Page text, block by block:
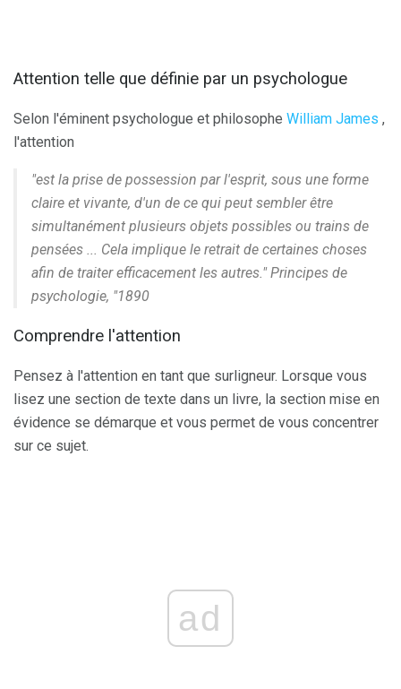
Attention telle que définie par un psychologue
Selon l'éminent psychologue et philosophe William James ,
l'attention
"est la prise de possession par l'esprit, sous une forme
claire et vivante, d'un de ce qui peut sembler être
simultanément plusieurs objets possibles ou trains de
pensées ... Cela implique le retrait de certaines choses
afin de traiter efficacement les autres." Principes de
psychologie, "1890
Comprendre l'attention
Pensez à l'attention en tant que surligneur. Lorsque vous
lisez une section de texte dans un livre, la section mise en
évidence se démarque et vous permet de vous concentrer
sur ce sujet.
ad